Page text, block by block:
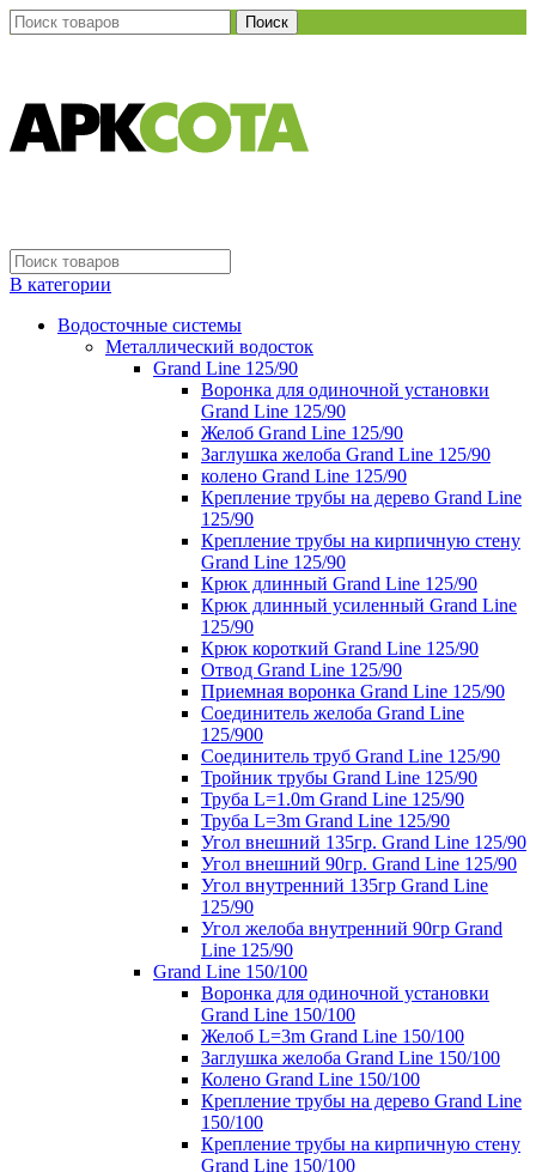
Поиск
В категории
Водосточные системы
Металлический водосток
Grand Line 125/90
Воронка для одиночной установки
Grand Line 125/90
Желоб Grand Line 125/90
Заглушка желоба Grand Line 125/90
колено Grand Line 125/90
Крепление трубы на дерево Grand Line
125/90
Крепление трубы на кирпичную стену
Grand Line 125/90
Крюк длинный Grand Line 125/90
Крюк длинный усиленный Grand Line
125/90
Крюк короткий Grand Line 125/90
Отвод Grand Line 125/90
Приемная воронка Grand Line 125/90
Соединитель желоба Grand Line
125/900
Соединитель труб Grand Line 125/90
Тройник трубы Grand Line 125/90
Труба L=1.0m Grand Line 125/90
Труба L=3m Grand Line 125/90
Угол внешний 135гр. Grand Line 125/90
Угол внешний 90гр. Grand Line 125/90
Угол внутренний 135гр Grand Line
125/90
Угол желоба внутренний 90гр Grand
Line 125/90
Grand Line 150/100
Воронка для одиночной установки
Grand Line 150/100
Желоб L=3m Grand Line 150/100
Заглушка желоба Grand Line 150/100
Колено Grand Line 150/100
Крепление трубы на дерево Grand Line
150/100
Крепление трубы на кирпичную стену
Grand Line 150/100